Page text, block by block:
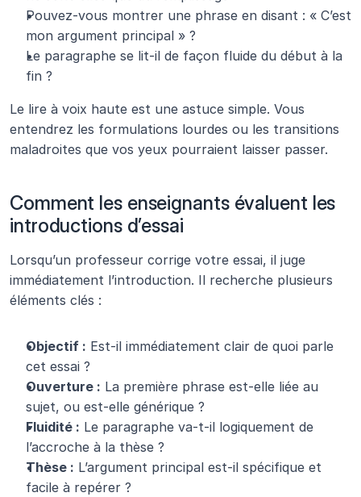
Pouvez-vous montrer une phrase en disant : « C’est
mon argument principal » ?
Le paragraphe se lit-il de façon fluide du début à la
fin ?
Le lire à voix haute est une astuce simple. Vous
entendrez les formulations lourdes ou les transitions
maladroites que vos yeux pourraient laisser passer.
Comment les enseignants évaluent les
introductions d’essai
Lorsqu’un professeur corrige votre essai, il juge
immédiatement l’introduction. Il recherche plusieurs
éléments clés :
Objectif : Est-il immédiatement clair de quoi parle
cet essai ?
Ouverture : La première phrase est-elle liée au
sujet, ou est-elle générique ?
Fluidité : Le paragraphe va-t-il logiquement de
l’accroche à la thèse ?
Thèse : L’argument principal est-il spécifique et
facile à repérer ?